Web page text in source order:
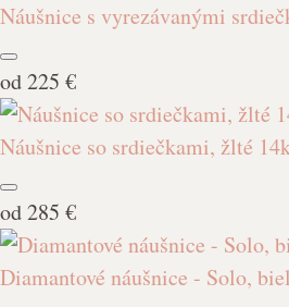
Náušnice s vyrezávanými
od225 €
Náušnice so srdiečkami, žlté
od285 €
Diamantové náušnice - Solo,